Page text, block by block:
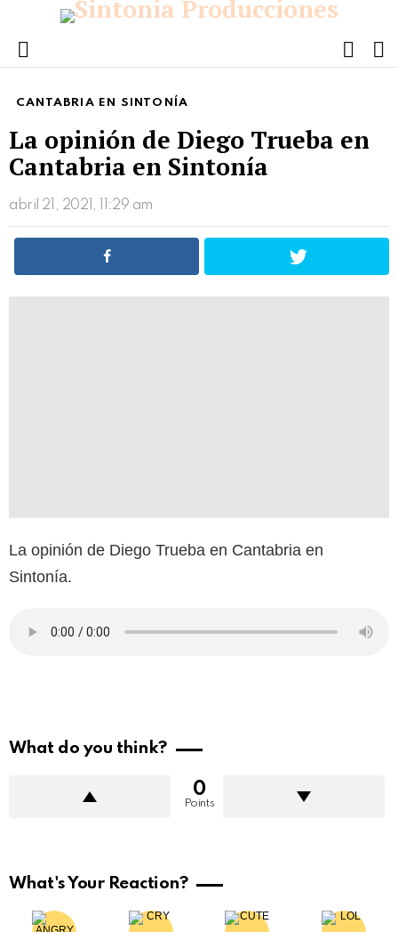
Menu
CANTABRIA EN SINTONÍA
La opinión de Diego Trueba en
Cantabria en Sintonía
abril 21, 2021, 11:29 am
La opinión de Diego Trueba en Cantabria en
Sintonía.
What do you think?
0
Points
What's Your Reaction?